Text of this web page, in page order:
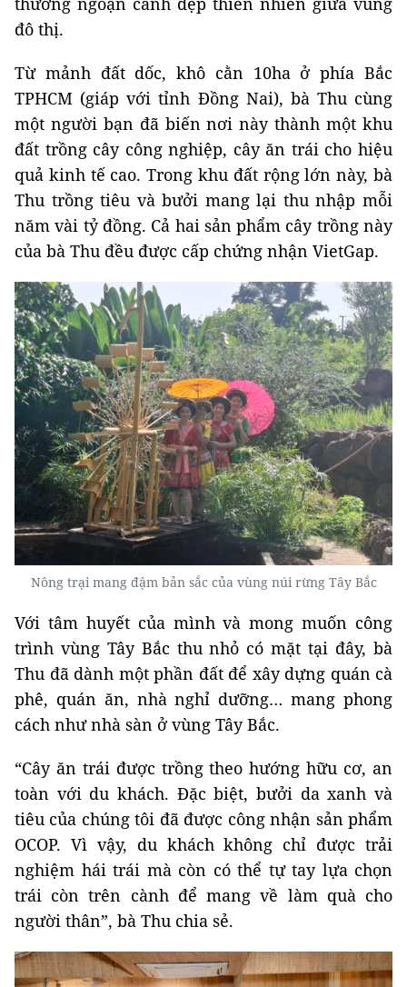
đô thị.
Từ mảnh đất dốc, khô cằn 10ha ở phía Bắc
TPHCM (giáp với tỉnh Đồng Nai), bà Thu cùng
một người bạn đã biến nơi này thành một khu
đất trồng cây công nghiệp, cây ăn trái cho hiệu
quả kinh tế cao. Trong khu đất rộng lớn này, bà
Thu trồng tiêu và bưởi mang lại thu nhập mỗi
năm vài tỷ đồng. Cả hai sản phẩm cây trồng này
của bà Thu đều được cấp chứng nhận VietGap.
Nông trại mang đậm bản sắc của vùng núi rừng Tây Bắc
Với tâm huyết của mình và mong muốn công
trình vùng Tây Bắc thu nhỏ có mặt tại đây, bà
Thu đã dành một phần đất để xây dựng quán cà
phê, quán ăn, nhà nghỉ dưỡng… mang phong
cách như nhà sàn ở vùng Tây Bắc.
“Cây ăn trái được trồng theo hướng hữu cơ, an
toàn với du khách. Đặc biệt, bưởi da xanh và
tiêu của chúng tôi đã được công nhận sản phẩm
OCOP. Vì vậy, du khách không chỉ được trải
nghiệm hái trái mà còn có thể tự tay lựa chọn
trái còn trên cành để mang về làm quà cho
người thân”, bà Thu chia sẻ.